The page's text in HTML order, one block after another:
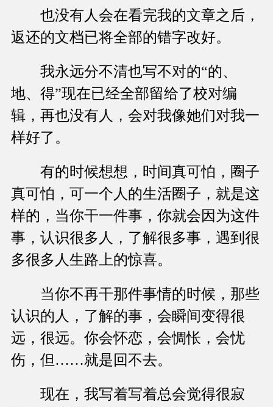
也没有人会在看完我的文章之后，
返还的文档已将全部的错字改好。
我永远分不清也写不对的“的、
地、得”现在已经全部留给了校对编
辑，再也没有人，会对我像她们对我一
样好了。
有的时候想想，时间真可怕，圈子
真可怕，可一个人的生活圈子，就是这
样的，当你干一件事，你就会因为这件
事，认识很多人，了解很多事，遇到很
多很多人生路上的惊喜。
当你不再干那件事情的时候，那些
认识的人，了解的事，会瞬间变得很
远，很远。你会怀恋，会惆怅，会忧
伤，但……就是回不去。
现在，我写着写着总会觉得很寂